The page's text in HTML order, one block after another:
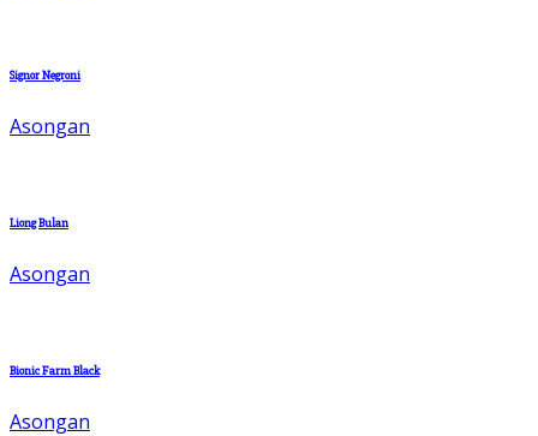
Signor Negroni
Asongan
Liong Bulan
Asongan
Bionic Farm Black
Asongan